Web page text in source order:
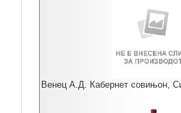
Венец А.Д. Кабернет совињон,